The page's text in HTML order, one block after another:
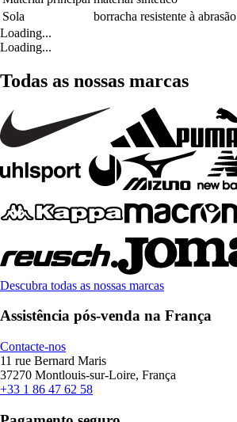
Sola
borracha resistente à abrasão
Loading...
Loading...
Todas as nossas marcas
Descubra todas as nossas marcas
Assistência pós-venda na França
Contacte-nos
11 rue Bernard Maris
37270 Montlouis-sur-Loire, França
+33 1 86 47 62 58